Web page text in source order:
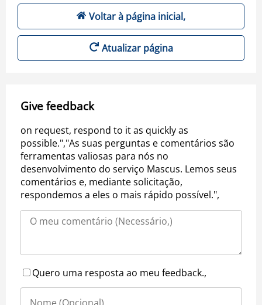
Voltar à página inicial,
Atualizar página
Give feedback
on request, respond to it as quickly as
possible.","As suas perguntas e comentários são
ferramentas valiosas para nós no
desenvolvimento do serviço Mascus. Lemos seus
comentários e, mediante solicitação,
respondemos a eles o mais rápido possível.",
Quero uma resposta ao meu feedback.,